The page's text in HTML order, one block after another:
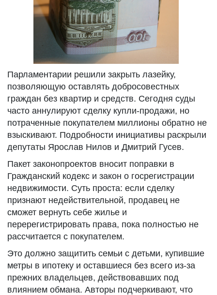
Парламентарии решили закрыть лазейку,
позволяющую оставлять добросовестных
граждан без квартир и средств. Сегодня суды
часто аннулируют сделку купли-продажи, но
потраченные покупателем миллионы обратно не
взыскивают. Подробности инициативы раскрыли
депутаты Ярослав Нилов и Дмитрий Гусев.
Пакет законопроектов вносит поправки в
Гражданский кодекс и закон о госрегистрации
недвижимости. Суть проста: если сделку
признают недействительной, продавец не
сможет вернуть себе жилье и
перерегистрировать права, пока полностью не
рассчитается с покупателем.
Это должно защитить семьи с детьми, купившие
метры в ипотеку и оставшиеся без всего из-за
прежних владельцев, действовавших под
влиянием обмана. Авторы подчеркивают, что